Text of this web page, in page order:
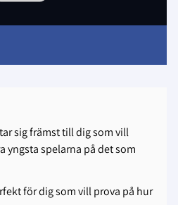
sig främst till dig som vill
yngsta spelarna på det som
för dig som vill prova på hur